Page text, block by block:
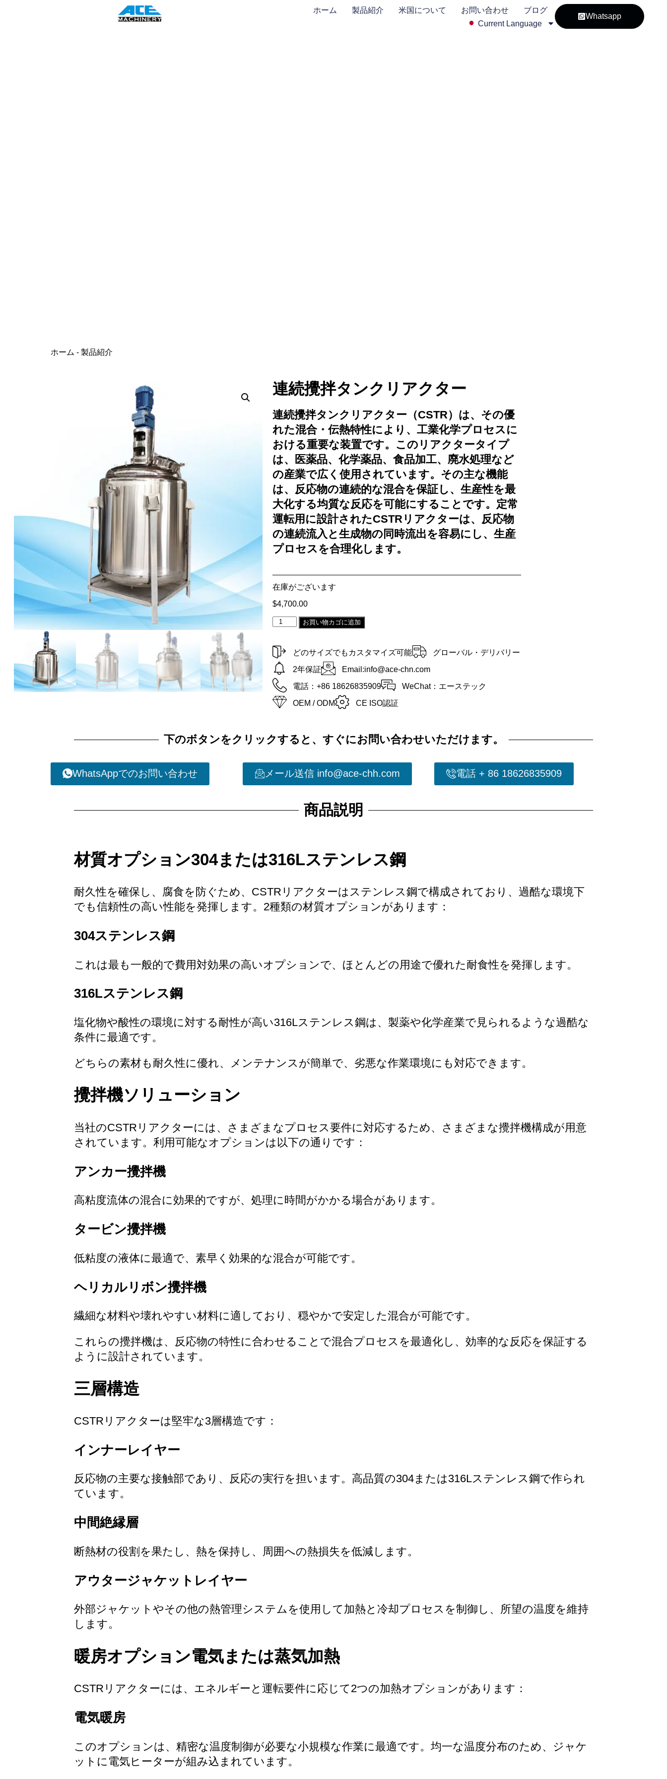
ホーム 製品紹介 米国について お問い合わせ
ブログ
Current Language
Whatsapp
ホーム - 製品紹介
連続攪拌タンクリアクター
連続攪拌タンクリアクター（CSTR）は、その優
れた混合・伝熱特性により、工業化学プロセスに
おける重要な装置です。このリアクタータイプ
は、医薬品、化学薬品、食品加工、廃水処理など
の産業で広く使用されています。その主な機能
は、反応物の連続的な混合を保証し、生産性を最
大化する均質な反応を可能にすることです。定常
運転用に設計されたCSTRリアクターは、反応物
の連続流入と生成物の同時流出を容易にし、生産
プロセスを合理化します。
在庫がございます
$4,700.00
お買い物カゴに追加
どのサイズでもカスタマイズ可能
グローバル・デリバリー
2年保証
Email:info@ace-chn.com
電話：+86 18626835909
WeChat：エーステック
OEM / ODM CE ISO認証
下のボタンをクリックすると、すぐにお問い合わせいただけます。
WhatsAppでのお問い合わせ メール送信 info@ace-chh.com 電話 + 86 18626835909
商品説明
材質オプション304または316Lステンレス鋼
耐久性を確保し、腐食を防ぐため、CSTRリアクターはステンレス鋼で構成されており、過酷な環境下
でも信頼性の高い性能を発揮します。2種類の材質オプションがあります：
304ステンレス鋼
これは最も一般的で費用対効果の高いオプションで、ほとんどの用途で優れた耐食性を発揮します。
316Lステンレス鋼
塩化物や酸性の環境に対する耐性が高い316Lステンレス鋼は、製薬や化学産業で見られるような過酷な
条件に最適です。
どちらの素材も耐久性に優れ、メンテナンスが簡単で、劣悪な作業環境にも対応できます。
攪拌機ソリューション
当社のCSTRリアクターには、さまざまなプロセス要件に対応するため、さまざまな攪拌機構成が用意
されています。利用可能なオプションは以下の通りです：
アンカー攪拌機
高粘度流体の混合に効果的ですが、処理に時間がかかる場合があります。
タービン攪拌機
低粘度の液体に最適で、素早く効果的な混合が可能です。
ヘリカルリボン攪拌機
繊細な材料や壊れやすい材料に適しており、穏やかで安定した混合が可能です。
これらの攪拌機は、反応物の特性に合わせることで混合プロセスを最適化し、効率的な反応を保証する
ように設計されています。
三層構造
CSTRリアクターは堅牢な3層構造です：
インナーレイヤー
反応物の主要な接触部であり、反応の実行を担います。高品質の304または316Lステンレス鋼で作られ
ています。
中間絶縁層
断熱材の役割を果たし、熱を保持し、周囲への熱損失を低減します。
アウタージャケットレイヤー
外部ジャケットやその他の熱管理システムを使用して加熱と冷却プロセスを制御し、所望の温度を維持
します。
暖房オプション電気または蒸気加熱
CSTRリアクターには、エネルギーと運転要件に応じて2つの加熱オプションがあります：
電気暖房
このオプションは、精密な温度制御が必要な小規模な作業に最適です。均一な温度分布のため、ジャケ
ットに電気ヒーターが組み込まれています。